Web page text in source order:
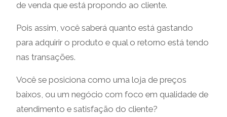
de venda que está propondo ao cliente.
Pois assim, você saberá quanto está gastando
para adquirir o produto e qual o retorno está tendo
nas transações.
Você se posiciona como uma loja de preços
baixos, ou um negócio com foco em qualidade de
atendimento e satisfação do cliente?